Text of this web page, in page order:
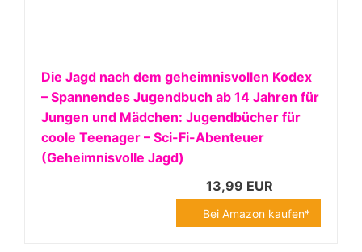
Die Jagd nach dem geheimnisvollen Kodex
– Spannendes Jugendbuch ab 14 Jahren für
Jungen und Mädchen: Jugendbücher für
coole Teenager – Sci-Fi-Abenteuer
(Geheimnisvolle Jagd)
13,99 EUR
Bei Amazon kaufen*